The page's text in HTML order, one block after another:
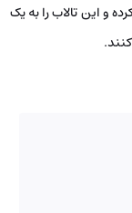
و این تالاب را به یک